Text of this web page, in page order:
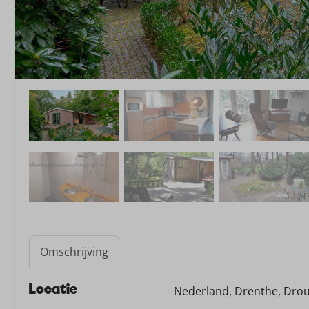
Omschrijving
Locatie Nederland, Drenthe,